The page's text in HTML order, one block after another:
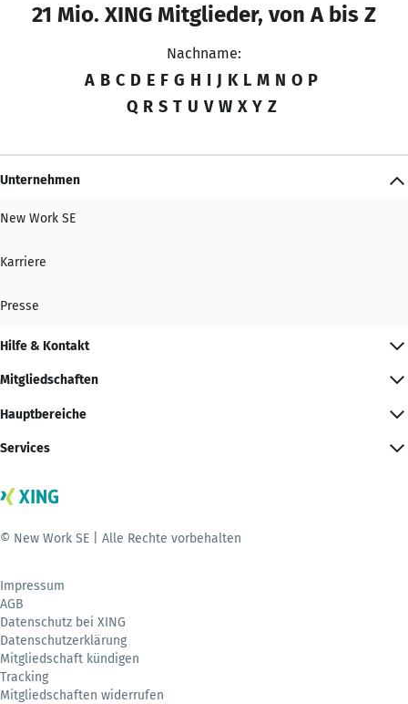
21 Mio. XING Mitglieder, von A bis Z
Nachname:
A B C D E F G H I J K L M N O P
Q R S T U V W X Y Z
Unternehmen
New Work SE
Karriere
Presse
Hilfe & Kontakt
Mitgliedschaften
Hauptbereiche
Services
© New Work SE | Alle Rechte vorbehalten
Impressum
AGB
Datenschutz bei XING
Datenschutzerklärung
Mitgliedschaft kündigen
Tracking
Mitgliedschaften widerrufen